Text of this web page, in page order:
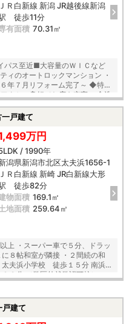
ＪＲ白新線 新潟 JR越後線新潟
徒歩11分
有面積 70.31㎡
ス至近■大容量のＷＩＣなど
ィのオートロックマンション ・
クセス良好でお店も充実 ・食洗
（日勤）、オートロック、ＴＶ
ュリティ ◆便利な設備◆ ・無償
ルシア南笹口店 徒歩９分 ロ
戸建て
万円
/ 1990年
潟県新潟市北区太夫浜1656-1
ＪＲ白新線 新崎 JR白新線大形
徒歩82分
物面積 169.1㎡
地面積 259.64㎡
上 ・スーパー車で５分、ドラッ
８帖和室が隣接 ・２間続の和
分 （学区外就学認可校）
ルーム付 ・圧迫感のないタンク
戸建て